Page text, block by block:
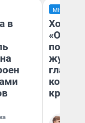
в
МНЕНИЕ
Хоть